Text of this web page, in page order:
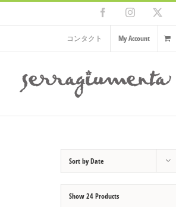
Skip
content
FacebookInstagram
コンタクト My Account
Sort byDate
Show24 Products